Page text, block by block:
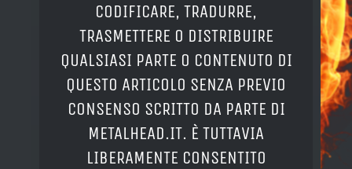
CODIFICARE, TRADURRE,
TRASMETTERE O DISTRIBUIRE
QUALSIASI PARTE O CONTENUTO DI
QUESTO ARTICOLO SENZA PREVIO
CONSENSO SCRITTO DA PARTE DI
METALHEAD.IT. È TUTTAVIA
LIBERAMENTE CONSENTITO